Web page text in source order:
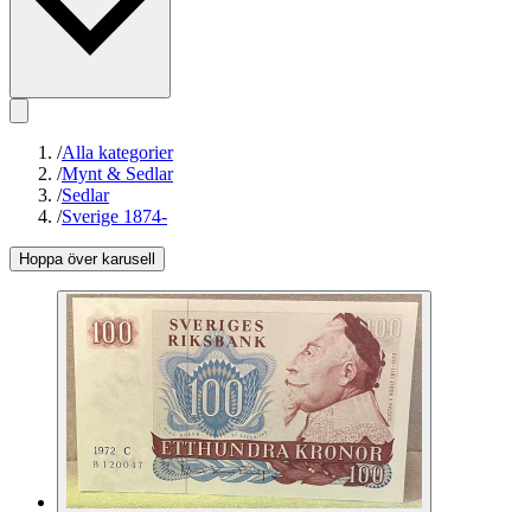
/Alla kategorier
/Mynt & Sedlar
/Sedlar
/Sverige 1874-
Hoppa över karusell